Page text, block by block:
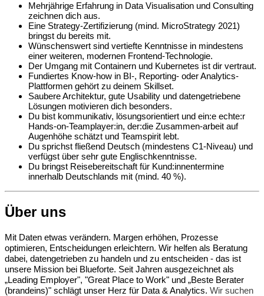
Mehrjährige Erfahrung in Data Visualisation und Consulting
zeichnen dich aus.
Eine Strategy-Zertifizierung (mind. MicroStrategy 2021)
bringst du bereits mit.
Wünschenswert sind vertiefte Kenntnisse in mindestens
einer weiteren, modernen Frontend-Technologie.
Der Umgang mit Containern und Kubernetes ist dir vertraut.
Fundiertes Know-how in BI-, Reporting- oder Analytics-
Plattformen gehört zu deinem Skillset.
Saubere Architektur, gute Usability und datengetriebene
Lösungen motivieren dich besonders.
Du bist kommunikativ, lösungsorientiert und ein:e echte:r
Hands-on-Teamplayer:in, der:die Zusammen-arbeit auf
Augenhöhe schätzt und Teamspirit lebt.
Du sprichst fließend Deutsch (mindestens C1-Niveau) und
verfügst über sehr gute Englischkenntnisse.
Du bringst Reisebereitschaft für Kund:innentermine
innerhalb Deutschlands mit (mind. 40 %).
Über uns
Mit Daten etwas verändern. Margen erhöhen, Prozesse
optimieren, Entscheidungen erleichtern. Wir helfen als Beratung
dabei, datengetrieben zu handeln und zu entscheiden - das ist
unsere Mission bei Blueforte. Seit Jahren ausgezeichnet als
„Leading Employer", "Great Place to Work" und „Beste Berater
(brandeins)" schlägt unser Herz für Data & Analytics. Wir suchen